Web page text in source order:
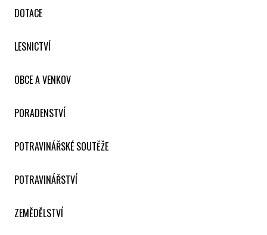
DOTACE
LESNICTVÍ
OBCE A VENKOV
PORADENSTVÍ
POTRAVINÁŘSKÉ SOUTĚŽE
POTRAVINÁŘSTVÍ
ZEMĚDĚLSTVÍ